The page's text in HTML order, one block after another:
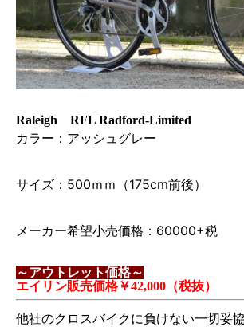
Raleigh RFL Radford-Limited
カラー：アッシュグレー
サイズ：500ｍｍ（175cm前後）
メーカー希望小売価格：60000+税
～アウトレット価格～
エイリン販売価格￥42,000（税抜）
他社のクロスバイクに負けない一切妥